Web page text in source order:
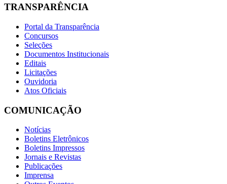
TRANSPARÊNCIA
Portal da Transparência
Concursos
Seleções
Documentos Institucionais
Editais
Licitações
Ouvidoria
Atos Oficiais
COMUNICAÇÃO
Notícias
Boletins Eletrônicos
Boletins Impressos
Jornais e Revistas
Publicações
Imprensa